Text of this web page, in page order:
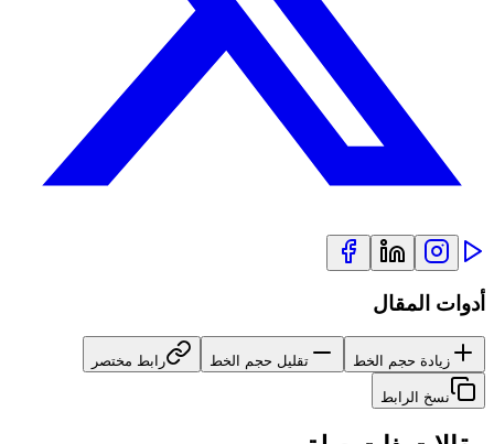
أدوات المقال
زيادة حجم الخط تقليل حجم الخط رابط مختصر
نسخ الرابط